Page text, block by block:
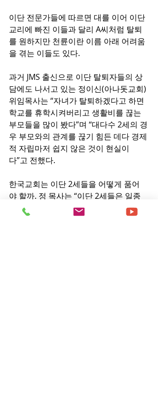
이단 전문가들에 따르면 대를 이어 이단
교리에 빠진 이들과 달리 A씨처럼 탈퇴
를 원하지만 천륜이란 이름 아래 어려움
을 겪는 이들도 있다.
과거 JMS 출신으로 이단 탈퇴자들의 상
담에도 나서고 있는 정이신(아나돗교회)
위임목사는 “자녀가 탈퇴하겠다고 하면
학교를 휴학시켜버리고 생활비를 끊는
부모들을 많이 봤다”며 “대다수 2세의 경
우 부모와의 관계를 끊기 힘든 데다 경제
적 자립마저 쉽지 않은 것이 현실이
다”고 전했다.
한국교회는 이단 2세들을 어떻게 품어
야 할까. 정 목사는 “이단 2세들은 일종
의 ‘종교적 난민’이라 본다”며 “한국교회
가 이단에서 탈퇴하고 싶지만, 경제적 문